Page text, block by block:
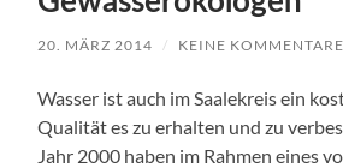
20. MÄRZ 2014 / KEINE KOMMENTARE
Wasser ist auch im Saalekreis ein
Qualität es zu erhalten und zu
Jahr 2000 haben im Rahmen eines